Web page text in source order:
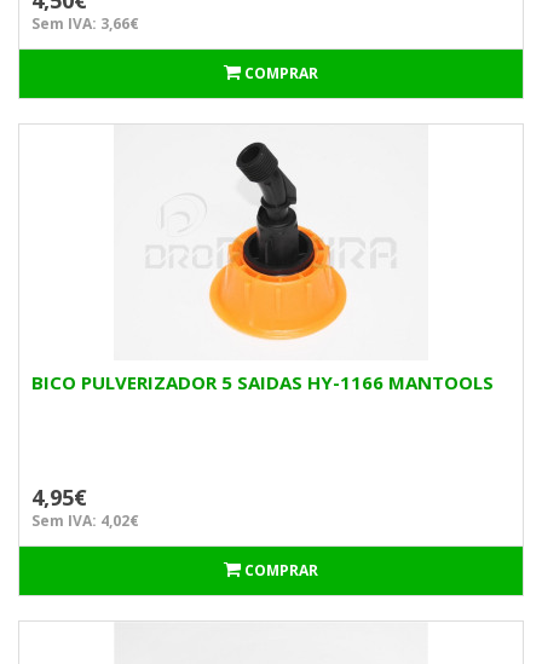
Sem IVA: 3,66€
COMPRAR
BICO PULVERIZADOR 5 SAIDAS HY-1166 MANTOOLS
4,95€
Sem IVA: 4,02€
COMPRAR